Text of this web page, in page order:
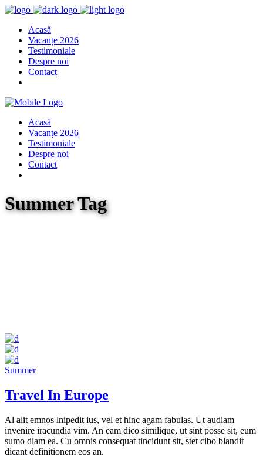
Acasă
Vacanțe 2026
Testimoniale
Despre noi
Contact
Acasă
Vacanțe 2026
Testimoniale
Despre noi
Contact
Summer Tag
Summer
Travel In Europe
Al alit emnos lnipedit ius, vel et hinc agam fabulas. Ut audiam
invenire iracundia vim. An eam dico similique, ut sint posse sit, eum
sumo diam ea. Cu omnis consequat tincidunt sit, stet cibo blandit
dicant definitionem eos an.